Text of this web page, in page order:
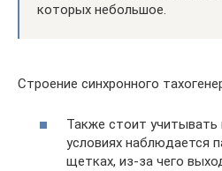
которых небольшое.
Строение синхронного
Также стоит
условиях наблюдается
щетках, из-за чего